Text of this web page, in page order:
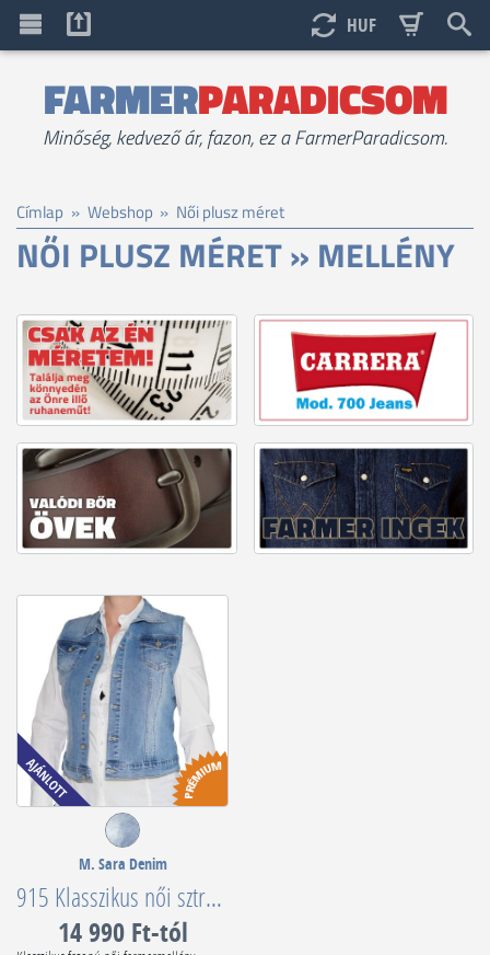
HUF
FARMERPARADICSOM
Minőség, kedvező ár, fazon, ez a FarmerParadicsom.
Címlap » Webshop » Női plusz méret
NŐI PLUSZ MÉRET » MELLÉNY
M. Sara Denim
915 Klasszikus női sztreccsmellény
14 990 Ft-tól